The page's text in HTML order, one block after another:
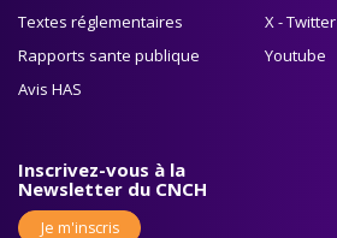
Textes réglementaires
Rapports sante publique
Avis HAS
X - Twitter
Youtube
Inscrivez-vous à la
Newsletter du CNCH
Je m'inscris